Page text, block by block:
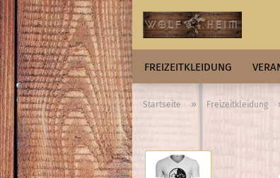
FREIZEITKLEIDUNG
Startseite » Freizeitkleidung